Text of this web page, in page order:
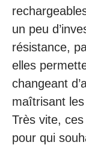
un peu
résistance,
elles
changeant
maîtrisant
Très vite,
pour qui